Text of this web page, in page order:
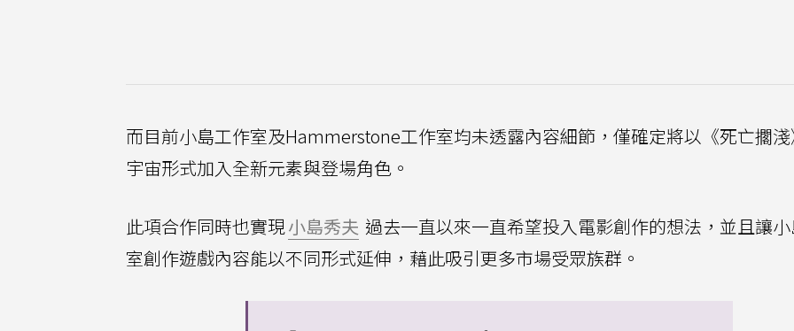
而目前小島工作室及Hammerstone工作室均未透露內容細節，僅確定將以《死亡擱
宇宙形式加入全新元素與登場角色。
此項合作同時也實現小島秀夫 過去一直以來一直希望投入電影創作的想法，並且讓
室創作遊戲內容能以不同形式延伸，藉此吸引更多市場受眾族群。